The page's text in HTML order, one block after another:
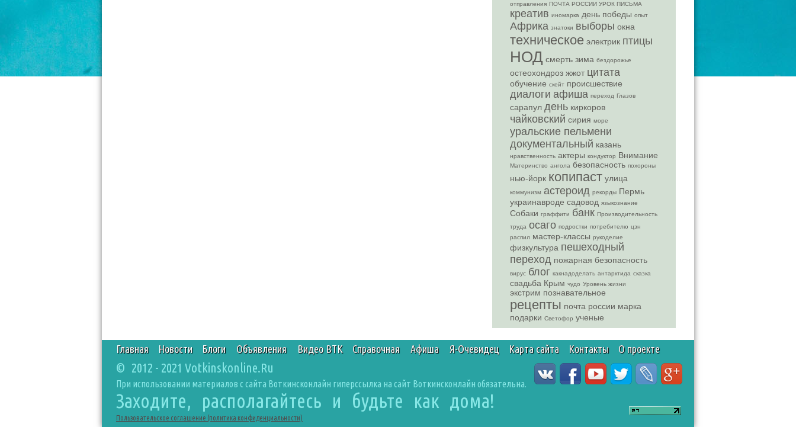
отправления ПОЧТА РОССИИ УРОК ПИСЬМА
креатив иномарка день победы опыт
Африка знатоки выборы окна
техническое электрик птицы
НОД смерть зима бездорожье
остеохондроз жжот цитата
обучение скейт происшествие
диалоги афиша переход Глазов
сарапул день киркоров
чайковский сирия море
уральские пельмени
документальный казань
нравственность актеры кондуктор Внимание
Материнство ангола безопасность похороны
нью-йорк копипаст улица
коммунизм астероид рекорды Пермь
украинавроде садовод языкознание
Собаки граффити банк Производительность
труда осаго подростки потребителю цзн
распил мастер-классы рукоделие
физкультура пешеходный
переход пожарная безопасность
вирус блог какнадоделать антарктида сказка
свадьба Крым чудо Уровень жизни
экстрим познавательное
рецепты почта россии марка
подарки Светофор ученые
Главная Новости Блоги Объявления Видео ВТК Справочная Афиша Я-Очевидец Карта сайта Контакты О проекте
© 2012 - 2021 Votkinskonline.Ru
При использовании материалов с сайта Воткинсконлайн гиперссылка на сайт Воткинсконлайн обязательна.
Заходите, располагайтесь и будьте как дома!
Пользовательское соглашение (политика конфиденциальности)